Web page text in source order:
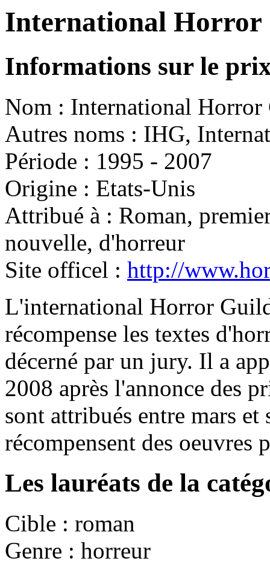
International Horror
Informations sur le
Nom : International
Autres noms : IHG,
Période : 1995 - 2007
Origine : Etats-Unis
Attribué à : Roman,
nouvelle, d'horreur
Site officel : http://
L'international Horror
récompense les textes
décerné par un jury. Il a
2008 après l'annonce des
sont attribués entre mars
récompensent des oeuvres
Les lauréats de la
Cible : roman
Genre : horreur